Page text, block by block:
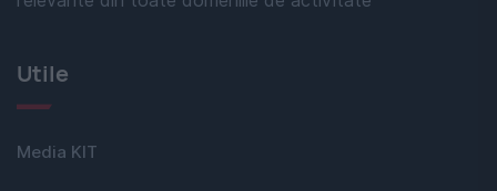
Utile
Media KIT